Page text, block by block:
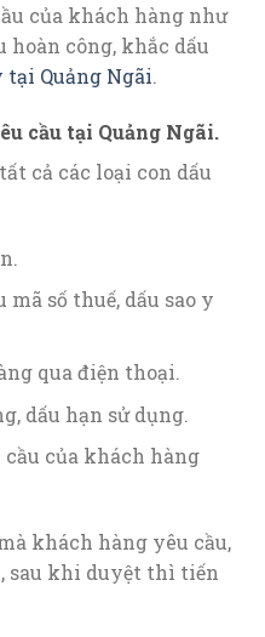
của khách hàng như
hoàn công, khắc dấu
Quảng Ngãi.
cầu tại Quảng Ngãi.
cả các loại con dấu
số thuế, dấu sao y
qua điện thoại.
dấu hạn sử dụng.
của khách hàng
khách hàng yêu cầu,
sau khi duyệt thì tiến